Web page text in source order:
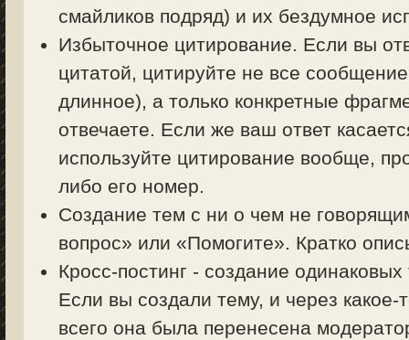
смайликов подряд) и их бездумное
Избыточное цитирование. Если вы
цитатой, цитируйте не все
длинное), а только конкретные
отвечаете. Если же ваш ответ
используйте цитирование вообще,
либо его номер.
Создание тем с ни о чем не
вопрос» или «Помогите». Кратко
Кросс-постинг - создание
Если вы создали тему, и через
всего она была перенесена